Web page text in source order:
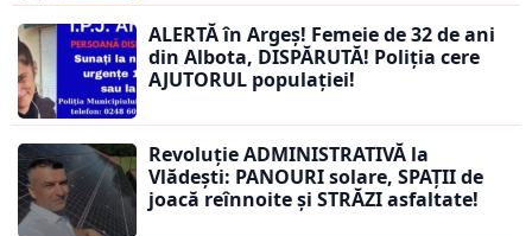
ALERTĂ în Argeș! Femeie de 32 de ani
din Albota, DISPĂRUTĂ! Poliția cere
AJUTORUL populației!
Revoluție ADMINISTRATIVĂ la
Vlădești: PANOURI solare, SPAȚII de
joacă reînnoite și STRĂZI asfaltate!